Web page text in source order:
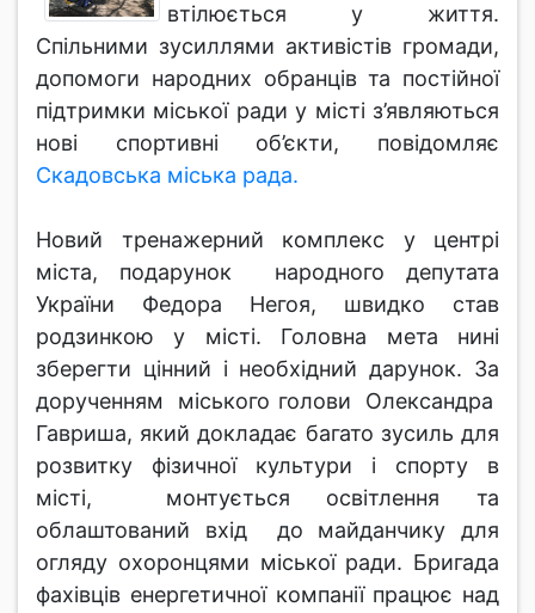
втілюється у життя.
Спільними зусиллями активістів громади,
допомоги народних обранців та постійної
підтримки міської ради у місті з’являються
нові спортивні об’єкти, повідомляє
Скадовська міська рада.
Новий тренажерний комплекс у центрі
міста, подарунок народного депутата
України Федора Негоя, швидко став
родзинкою у місті. Головна мета нині
зберегти цінний і необхідний дарунок. За
дорученням міського голови Олександра
Гавриша, який докладає багато зусиль для
розвитку фізичної культури і спорту в
місті, монтується освітлення та
облаштований вхід до майданчику для
огляду охоронцями міської ради. Бригада
фахівців енергетичної компанії працює над